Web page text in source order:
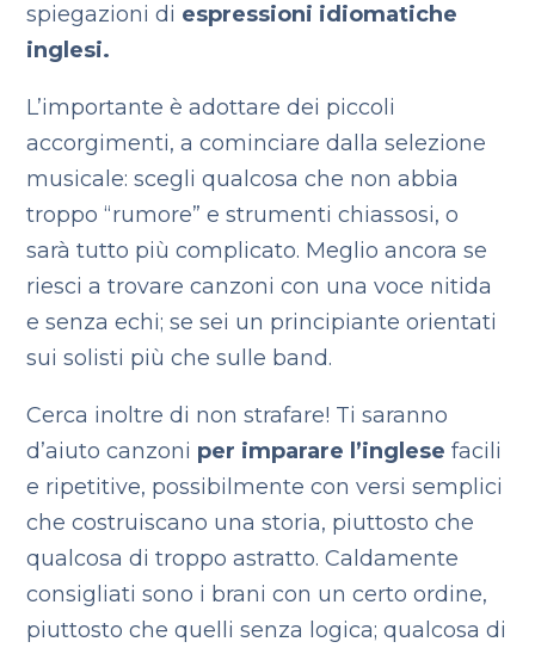
spiegazioni di espressioni idiomatiche
inglesi.
L’importante è adottare dei piccoli
accorgimenti, a cominciare dalla selezione
musicale: scegli qualcosa che non abbia
troppo “rumore” e strumenti chiassosi, o
sarà tutto più complicato. Meglio ancora se
riesci a trovare canzoni con una voce nitida
e senza echi; se sei un principiante orientati
sui solisti più che sulle band.
Cerca inoltre di non strafare! Ti saranno
d’aiuto canzoni per imparare l’inglesefacili
e ripetitive, possibilmente con versi semplici
che costruiscano una storia, piuttosto che
qualcosa di troppo astratto. Caldamente
consigliati sono i brani con un certo ordine,
piuttosto che quelli senza logica; qualcosa di